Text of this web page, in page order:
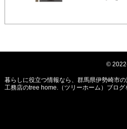
©
暮らしに役立つ情報なら、 群馬県伊勢崎市
工務店のtree home.（ツリーホーム）ブログ